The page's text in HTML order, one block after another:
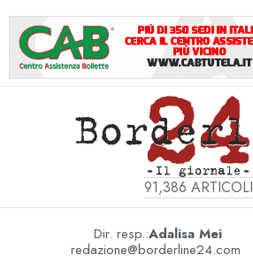
91,386 ARTICOLI
Dir. resp.:Adalisa Mei
redazione@borderline24.com